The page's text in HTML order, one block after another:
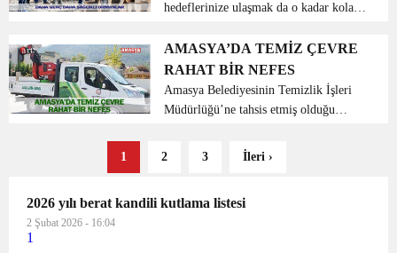
hedeflerinize ulaşmak da o kadar kolay
Müdürü Halil Oflu, Ağaçlandırma Şube
Müdürü Mutlu Turan birlikteliğinde
işletmeler tarafın...
AMASYA’DA TEMİZ ÇEVRE
RAHAT BİR NEFES
Amasya Belediyesinin Temizlik İşleri
Müdürlüğü’ne tahsis etmiş olduğu
mesai saatleri ile ilaçlama yapmaları
1 2 3 İleri ›
2026 yılı berat kandili kutlama listesi
2 Şubat 2026 - 16:04
1